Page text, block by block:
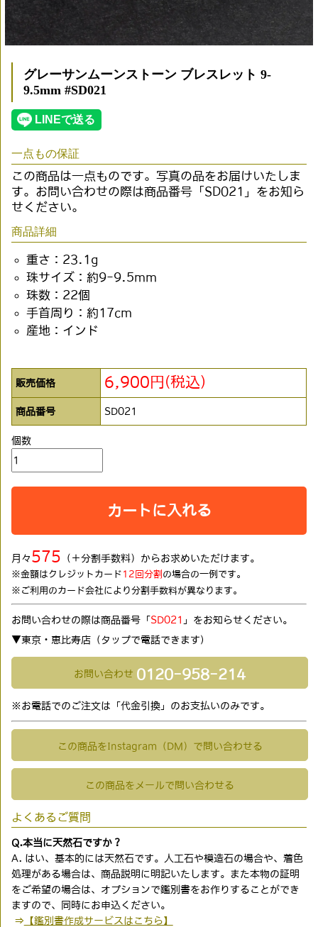
グレーサンムーンストーン ブレスレット 9-
9.5mm #SD021
一点もの保証
この商品は一点ものです。写真の品をお届けいたしま
す。お問い合わせの際は商品番号「SD021」をお知ら
せください。
商品詳細
重さ：23.1g
珠サイズ：約9-9.5mm
珠数：22個
手首周り：約17cm
産地：インド
販売価格 6,900円(税込)
商品番号 SD021
個数
カートに入れる
月々 575 （＋分割手数料）からお求めいただけます。
※金額はクレジットカード 12回分割 の場合の一例です。
※ご利用のカード会社により分割手数料が異なります。
お問い合わせの際は商品番号「 SD021 」をお知らせください。
▼東京・恵比寿店（タップで電話できます)
お問い合わせ 0120-958-214
※お電話でのご注文は「代金引換」のお支払いのみです。
この商品をInstagram（DM）で問い合わせる
この商品をメールで問い合わせる
よくあるご質問
Q.本当に天然石ですか？
A. はい、基本的には天然石です。人工石や模造石の場合や、着色
処理がある場合は、商品説明に明記いたします。また本物の証明
をご希望の場合は、オプションで鑑別書をお作りすることができ
ますので、同時にお申込ください。
⇒ 【鑑別書作成サービスはこちら】